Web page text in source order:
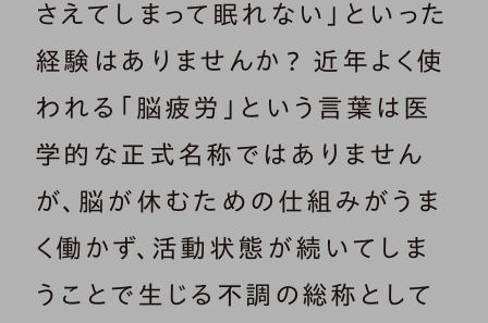
さえてしまって眠れない」といった
経験はありませんか？ 近年よく使
われる「脳疲労」という言葉は医
学的な正式名称ではありません
が、脳が休むための仕組みがうま
く働かず、活動状態が続いてしま
うことで生じる不調の総称として